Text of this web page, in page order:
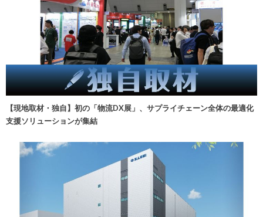
【現地取材・独自】初の「物流DX展」、サプライチェーン全体の最適化
支援ソリューションが集結